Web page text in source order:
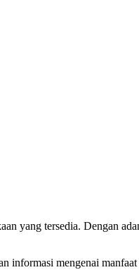
yang tersedia. Dengan
informasi mengenai